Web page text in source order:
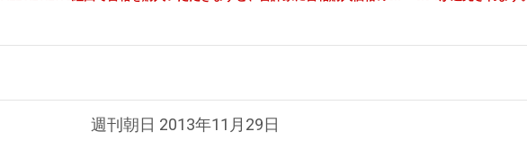
週刊朝日 2013年11月29日